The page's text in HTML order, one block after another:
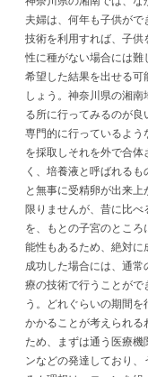
夫婦は、何年も子供が
技術を利用すれば、子
性に種がない場合には
希望した結果を出せる
しょう。神奈川県の湘
る所に行ってみるのが
専門的に行っているよ
を採取しそれを外で合
く、培養液と呼ばれる
と無事に受精卵が出来
限りませんが、昔に比
を、もとの子宮のとこ
能性もあるため、絶対に
成功した場合には、通
療の技術で行うことがで
う。どれぐらいの期間
かかることが考えられ
ため、まずは通う医療
ンなどの発達しており